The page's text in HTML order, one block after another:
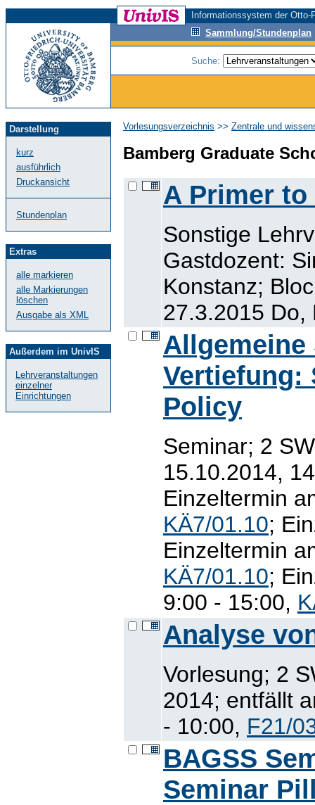
Informationssystem der
Sammlung/Stundenplan
Suche:
Darstellung
kurz
ausführlich
Druckansicht
Stundenplan
Extras
alle markieren
alle Markierungen
löschen
Ausgabe als XML
Außerdem im UnivIS
Lehrveranstaltungen
einzelner
Einrichtungen
Vorlesungsverzeichnis >> Zentrale und
Bamberg Graduate
A Primer
Sonstige
Gastdozent:
Konstanz;
27.3.2015
Vertiefung:
Policy
Seminar; 2
15.10.2014,
Einzeltermin
KÄ7/01.10;
Einzeltermin
KÄ7/01.10;
9:00 - 15:00,
Analyse
Vorlesung; 2
2014; entfällt
- 10:00, F21/
BAGSS
Seminar